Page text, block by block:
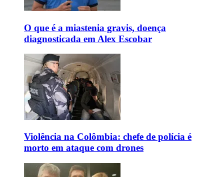
O que é a miastenia gravis, doença
diagnosticada em Alex Escobar
Violência na Colômbia: chefe de polícia é
morto em ataque com drones